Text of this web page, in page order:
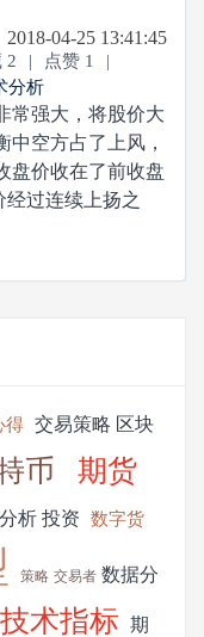
2018-04-25 13:41:45
2 | 点赞 1
|
分析
强大，将股价大
空方占了上风，
盘价收在了前收盘
过连续上扬之
得 交易策略 区块
币
期货
析 投资 数字货
策略 交易者 数据分
技术指标 期